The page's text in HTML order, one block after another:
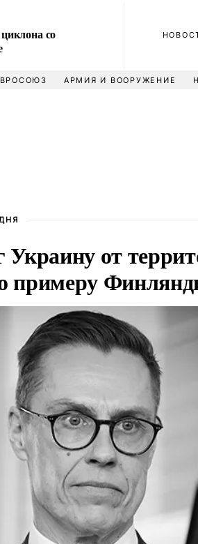
со
АРМИЯ И ВООРУЖЕНИЕ
Украину от
примеру